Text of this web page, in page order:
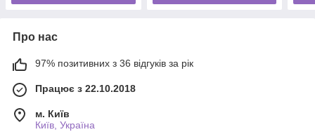
Про нас
97% позитивних з 36 відгуків за рік
Працює з 22.10.2018
м. Київ
Київ, Україна